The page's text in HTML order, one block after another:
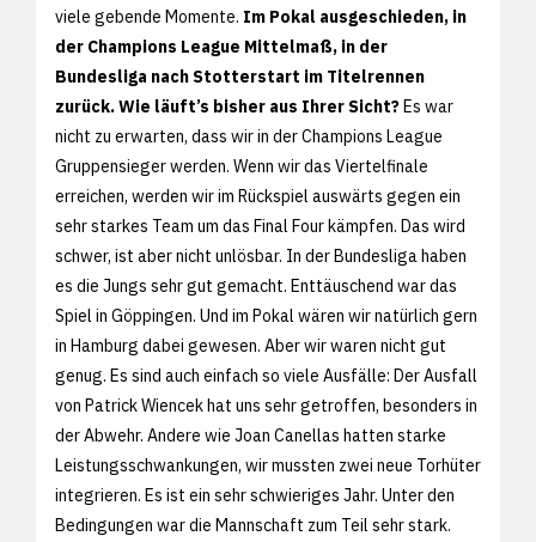
viele gebende Momente. Im Pokal ausgeschieden, in
der Champions League Mittelmaß, in der
Bundesliga nach Stotterstart im Titelrennen
zurück. Wie läuft’s bisher aus Ihrer Sicht?Es war
nicht zu erwarten, dass wir in der Champions League
Gruppensieger werden. Wenn wir das Viertelfinale
erreichen, werden wir im Rückspiel auswärts gegen ein
sehr starkes Team um das Final Four kämpfen. Das wird
schwer, ist aber nicht unlösbar. In der Bundesliga haben
es die Jungs sehr gut gemacht. Enttäuschend war das
Spiel in Göppingen. Und im Pokal wären wir natürlich gern
in Hamburg dabei gewesen. Aber wir waren nicht gut
genug. Es sind auch einfach so viele Ausfälle: Der Ausfall
von Patrick Wiencek hat uns sehr getroffen, besonders in
der Abwehr. Andere wie Joan Canellas hatten starke
Leistungsschwankungen, wir mussten zwei neue Torhüter
integrieren. Es ist ein sehr schwieriges Jahr. Unter den
Bedingungen war die Mannschaft zum Teil sehr stark.